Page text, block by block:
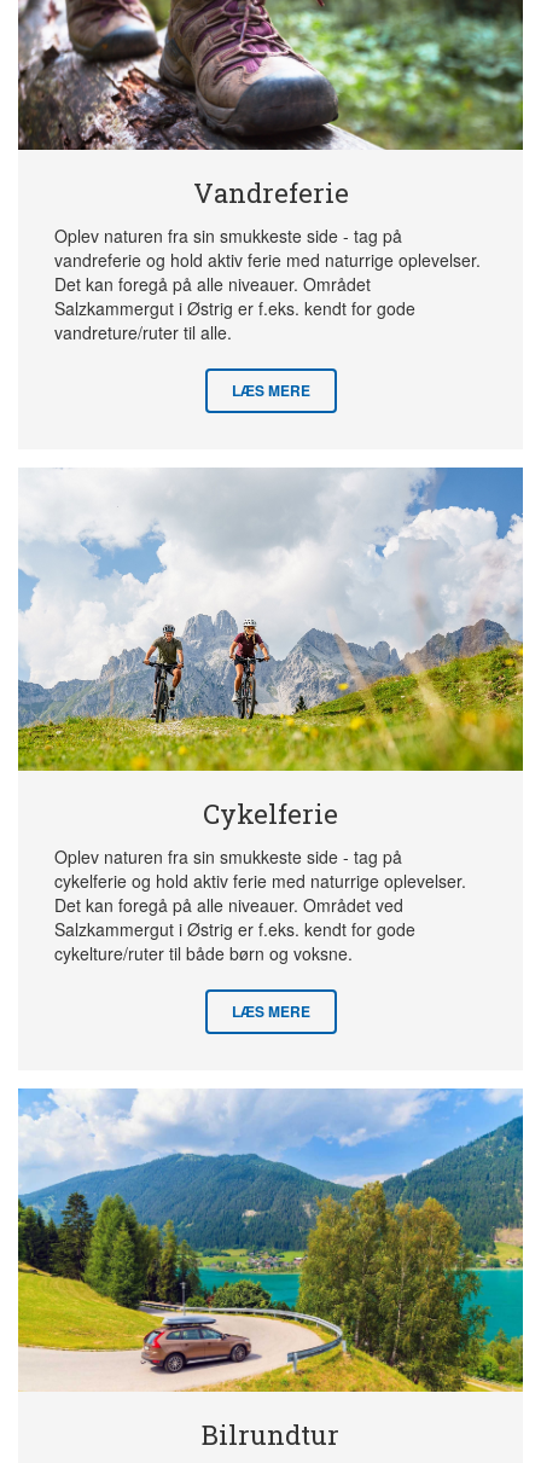
Vandreferie
Oplev naturen fra sin smukkeste side - tag på
vandreferie og hold aktiv ferie med naturrige oplevelser.
Det kan foregå på alle niveauer. Området
Salzkammergut i Østrig er f.eks. kendt for gode
vandreture/ruter til alle.
LÆS MERE
Cykelferie
Oplev naturen fra sin smukkeste side - tag på
cykelferie og hold aktiv ferie med naturrige oplevelser.
Det kan foregå på alle niveauer. Området ved
Salzkammergut i Østrig er f.eks. kendt for gode
cykelture/ruter til både børn og voksne.
LÆS MERE
Bilrundtur